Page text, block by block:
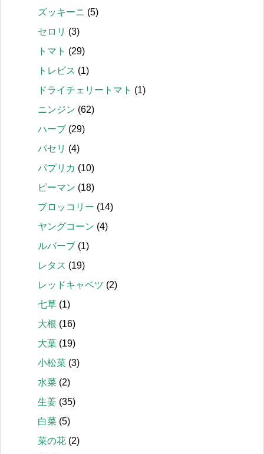
ズッキーニ (5)
セロリ (3)
トマト (29)
トレビス (1)
ドライチェリートマト (1)
ニンジン (62)
ハーブ (29)
パセリ (4)
パプリカ (10)
ピーマン (18)
ブロッコリー (14)
ヤングコーン (4)
ルバーブ (1)
レタス (19)
レッドキャベツ (2)
七草 (1)
大根 (16)
大葉 (19)
小松菜 (3)
水菜 (2)
生姜 (35)
白菜 (5)
菜の花 (2)